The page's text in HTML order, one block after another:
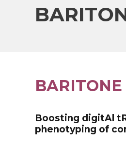
BARITONE
Boosting digitAl tRansItiOn iN healthcarE: integration of clinical data and AI technologies for high accuracy
phenotyping of